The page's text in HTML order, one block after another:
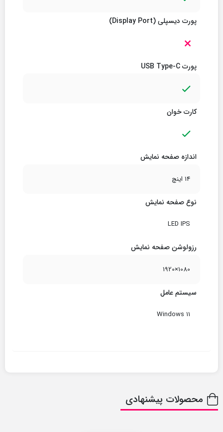
پورت دیسپلی (Display Port)
پورت USB Type-C
کارت خوان
اندازه صفحه نمایش
14 اینچ
نوع صفحه نمایش
LED IPS
رزولوشن صفحه نمایش
1080×1920
سیستم عامل
Windows 11
محصولات پیشنهادی